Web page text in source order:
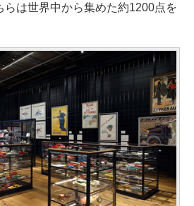
らは世界中から集めた約1200点を